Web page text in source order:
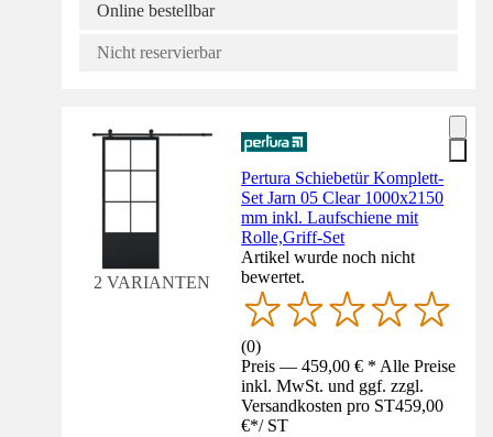
Online bestellbar
Nicht reservierbar
2 VARIANTEN
Pertura Schiebetür Komplett-
Set Jarn 05 Clear 1000x2150
mm inkl. Laufschiene mit
Rolle,Griff-Set
Artikel wurde noch nicht
bewertet.
(0)
Preis — 459,00 € * Alle Preise
inkl. MwSt. und ggf. zzgl.
Versandkosten pro ST459,00
€*/ ST